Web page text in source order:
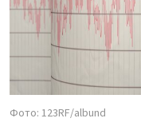
Фото: 123RF/albund